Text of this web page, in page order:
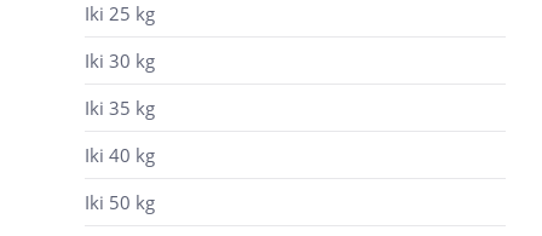
Iki 25 kg
Iki 30 kg
Iki 35 kg
Iki 40 kg
Iki 50 kg